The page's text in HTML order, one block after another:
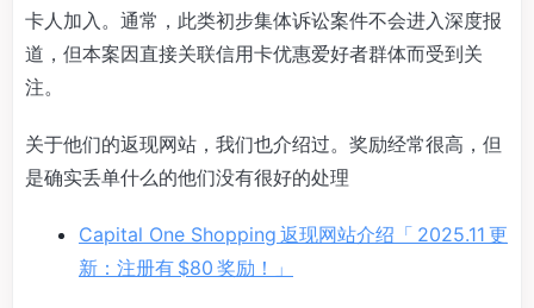
卡人加入。通常，此类初步集体诉讼案件不会进入深度报
道，但本案因直接关联信用卡优惠爱好者群体而受到关
注。
关于他们的返现网站，我们也介绍过。奖励经常很高，但
是确实丢单什么的他们没有很好的处理
Capital One Shopping 返现网站介绍「 2025.11 更
新：注册有 $80 奖励！」